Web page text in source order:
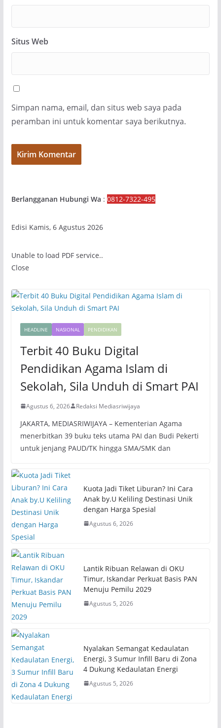
Situs Web
Simpan nama, email, dan situs web saya pada
peramban ini untuk komentar saya berikutnya.
Berlangganan Hubungi Wa : 0812-7322-495
Edisi Kamis, 6 Agustus 2026
Unable to load PDF service..
Close
HEADLINE NASIONAL PENDIDIKAN
Terbit 40 Buku Digital
Pendidikan Agama Islam di
Sekolah, Sila Unduh di Smart PAI
Agustus 6, 2026 Redaksi Mediasriwijaya
JAKARTA, MEDIASRIWIJAYA – Kementerian Agama
menerbitkan 39 buku teks utama PAI dan Budi Pekerti
untuk jenjang PAUD/TK hingga SMA/SMK dan
Kuota Jadi Tiket Liburan? Ini Cara
Anak by.U Keliling Destinasi Unik
dengan Harga Spesial
Agustus 6, 2026
Lantik Ribuan Relawan di OKU
Timur, Iskandar Perkuat Basis PAN
Menuju Pemilu 2029
Agustus 5, 2026
Nyalakan Semangat Kedaulatan
Energi, 3 Sumur Infill Baru di Zona
4 Dukung Kedaulatan Energi
Agustus 5, 2026